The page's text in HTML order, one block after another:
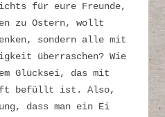
für eure Freunde,
zu Ostern, wollt
sondern alle mit
überraschen? Wie
Glücksei, das mit
befüllt ist. Also,
dass man ein Ei